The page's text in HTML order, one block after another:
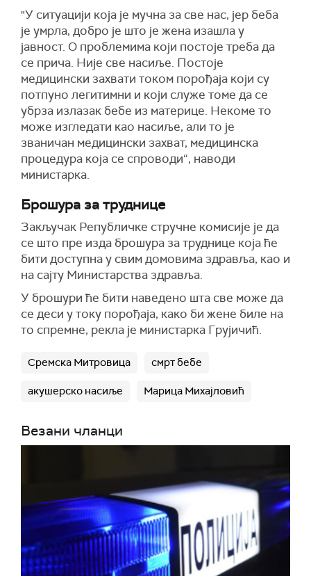
"У ситуацији која је мучна за све нас, јер беба
је умрла, добро је што је жена изашла у
јавност. О проблемима који постоје треба да
се прича. Није све насиље. Постоје
медицински захвати током порођаја који су
потпуно легитимни и који служе томе да се
убрза излазак бебе из материце. Некоме то
може изгледати као насиље, али то је
званичан медицински захват, медицинска
процедура која се спроводи“, наводи
министарка.
Брошура за труднице
Закључак Републичке стручне комисије је да
се што пре изда брошура за труднице која ће
бити доступна у свим домовима здравља, као и
на сајту Министарства здравља.
У брошури ће бити наведено шта све може да
се деси у току порођаја, како би жене биле на
то спремне, рекла је министарка Грујичић.
Сремска Митровица смрт бебе
акушерско насиље Марица Михајловић
Везани чланци